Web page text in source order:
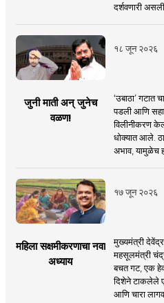
दर्शवणारी
१८ जून २०२६
जुनी माती अन् जुनेच
वळण!
‘उबाठा’ गटात
पडली आणि सहा
विलीनीकरण
धोक्यात आले.
अभाव, यामुळेच
१७ जून २०२६
महिला सक्षमीकरणाचा नवा
अध्याय
मुख्यमंत्री देवेंद्र
महसूलमंत्री
बचत गट, एक
दिशेने टाकलेले
आणि चारा